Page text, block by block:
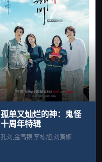
孤单又灿烂的神：鬼怪
十周年特辑
孔刘,金高银,李栋旭,刘寅娜